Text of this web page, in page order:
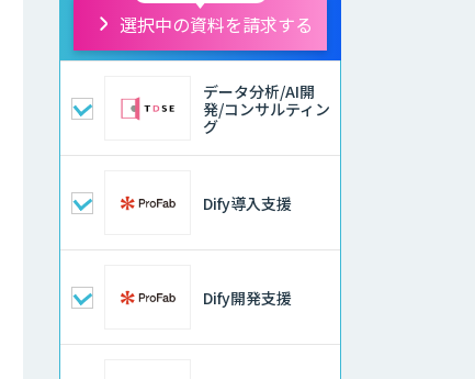
選択中の資料を請求する
データ分析/AI開
発/コンサルティン
グ
Dify導入支援
Dify開発支援